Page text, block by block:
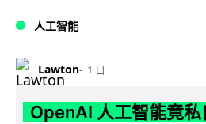
人工智能
Lawton 1 日
OpenAI 人工智能竟